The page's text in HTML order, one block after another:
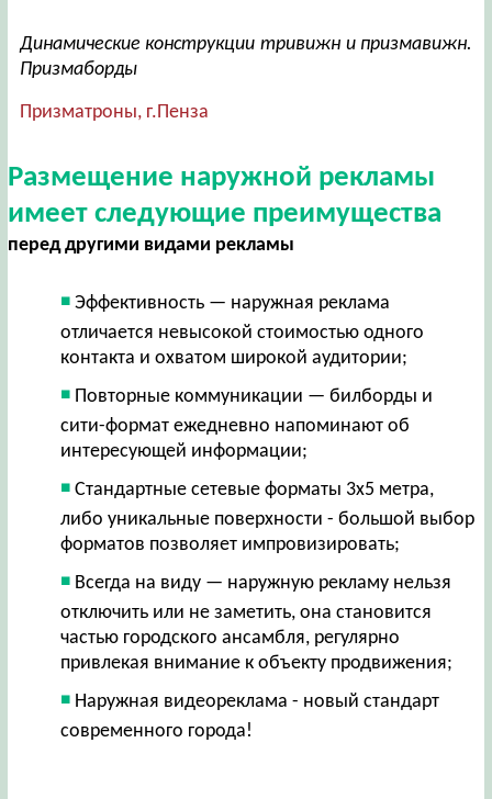
Динамические конструкции тривижн и призмавижн.
Призмаборды
Призматроны, г.Пенза
Размещение наружной рекламы
имеет следующие преимущества
перед другими видами рекламы
Эффективность — наружная реклама
отличается невысокой стоимостью одного
контакта и охватом широкой аудитории;
Повторные коммуникации — билборды и
сити-формат ежедневно напоминают об
интересующей информации;
Стандартные сетевые форматы 3х5 метра,
либо уникальные поверхности - большой выбор
форматов позволяет импровизировать;
Всегда на виду — наружную рекламу нельзя
отключить или не заметить, она становится
частью городского ансамбля, регулярно
привлекая внимание к объекту продвижения;
Наружная видеореклама - новый стандарт
современного города!